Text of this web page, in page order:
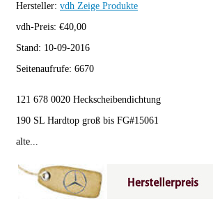
Hersteller: vdh Zeige Produkte
vdh-Preis: €40,00
Stand: 10-09-2016
Seitenaufrufe: 6670
121 678 0020 Heckscheibendichtung
190 SL Hardtop groß bis FG#15061
alte...